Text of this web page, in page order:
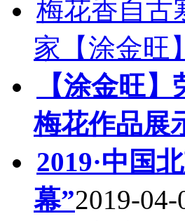
梅花香自古
家【涂金旺】
【涂金旺
梅花作品展
2019·中国
幕”2019-04-